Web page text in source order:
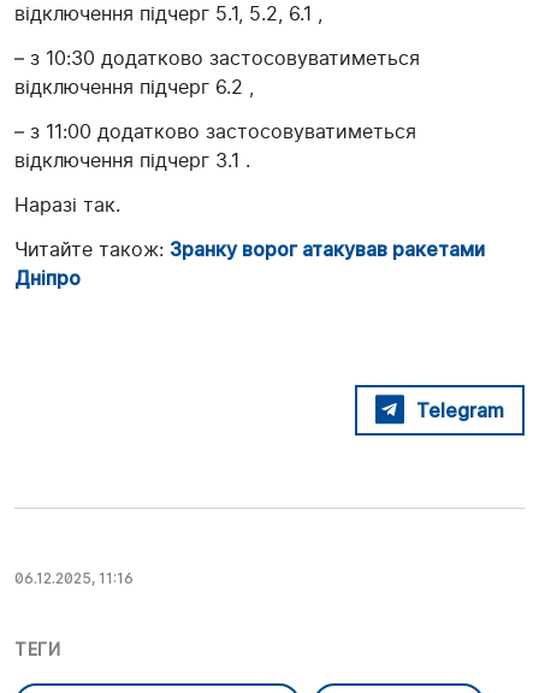
відключення підчерг 5.1, 5.2, 6.1 ,
– з 10:30 додатково застосовуватиметься
відключення підчерг 6.2 ,
– з 11:00 додатково застосовуватиметься
відключення підчерг 3.1 .
Наразі так.
Читайте також: Зранку ворог атакував ракетами
Дніпро
Telegram
06.12.2025, 11:16
ТЕГИ